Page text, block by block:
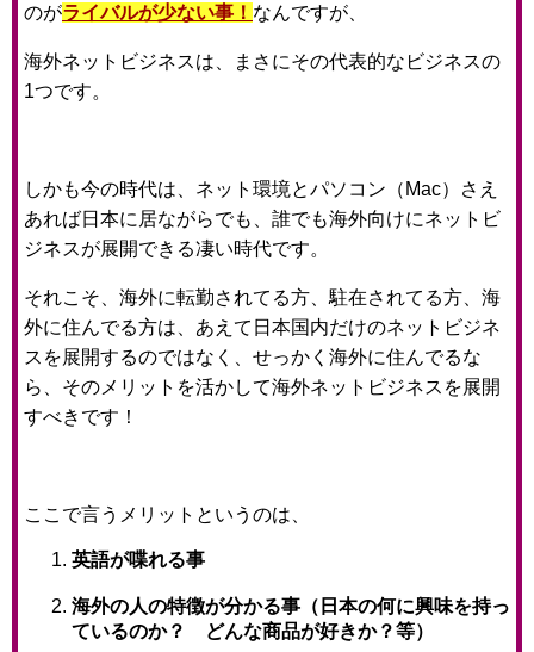
のがライバルが少ない事！ なんですが、
海外ネットビジネスは、まさにその代表的なビジネスの
1つです。
しかも今の時代は、ネット環境とパソコン（Mac）さえ
あれば日本に居ながらでも、誰でも海外向けにネットビ
ジネスが展開できる凄い時代です。
それこそ、海外に転勤されてる方、駐在されてる方、海
外に住んでる方は、あえて日本国内だけのネットビジネ
スを展開するのではなく、せっかく海外に住んでるな
ら、そのメリットを活かして海外ネットビジネスを展開
すべきです！
ここで言うメリットというのは、
英語が喋れる事
海外の人の特徴が分かる事（日本の何に興味を持っ
ているのか？ どんな商品が好きか？等）